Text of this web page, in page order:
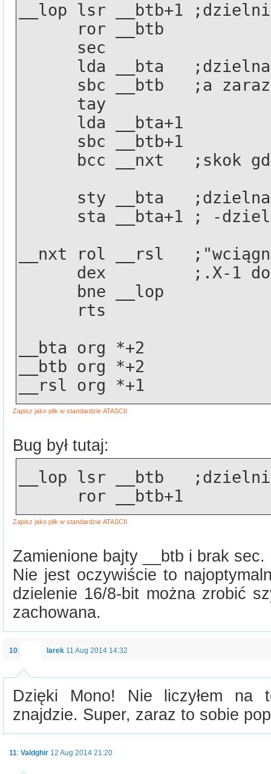
__lop lsr __btb+1
      ror __btb
      sec
lda __bta
sbc __btb   ;a
      tay
      lda __bta+1
      sbc __btb+1
bcc __nxt
sty __bta
sta __bta+1 ; -
__nxt rol __rsl
dex         ;.X-1
      bne __lop
      rts
__bta org *+2
__btb org *+2
__rsl org *+1
Bug był tutaj:
__lop lsr __btb
      ror __btb+1
Zamienione bajty __btb i brak sec.
Nie jest oczywiście to
dzielenie 16/8-bit można zrobić
zachowana.
10: larek 11 Aug 2014 14:32
Dzięki Mono! Nie liczyłem
znajdzie. Super, zaraz to sobie
11: Valdghir 12 Aug 2014 21:20